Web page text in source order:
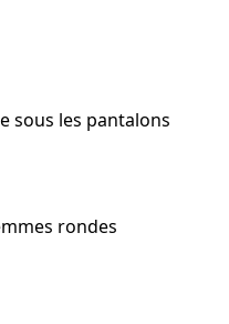
sous les pantalons
rondes